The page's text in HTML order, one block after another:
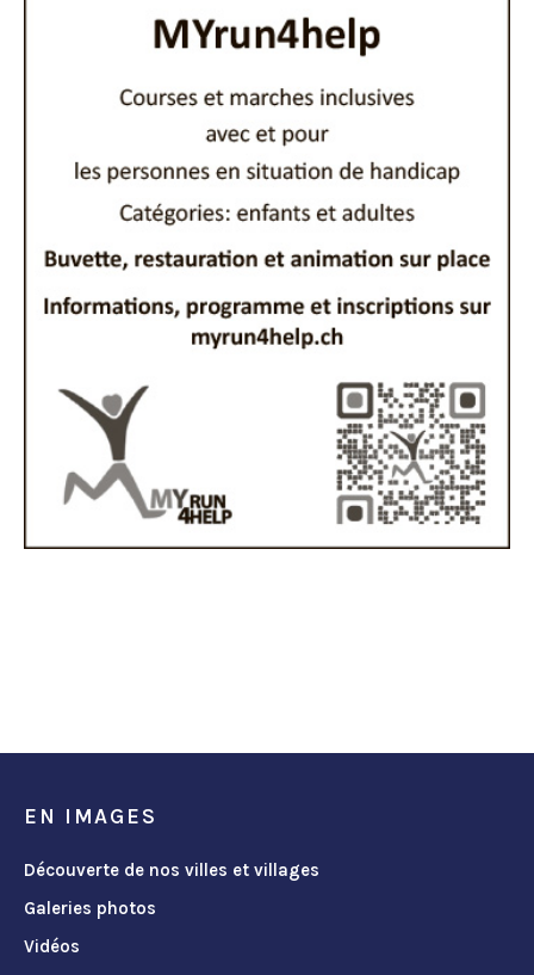
EN IMAGES
Découverte de nos villes et villages
Galeries photos
Vidéos